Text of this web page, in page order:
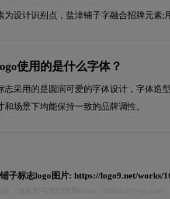
为设计识别点，盐津铺子字融合招牌元素
使用的是什么字体？
志采用的是圆润可爱的字体设计，字体造
和场景下均能保持一致的品牌调性。
子标志logo图片: https://logo9.net/works/